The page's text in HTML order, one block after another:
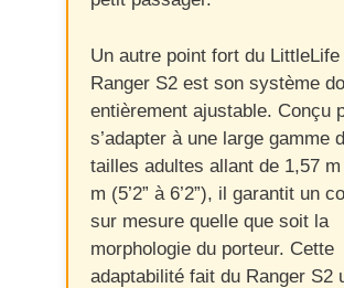
Un autre point fort du LittleLife
Ranger S2 est son système
entièrement ajustable. Conçu
s’adapter à une large gamme
tailles adultes allant de 1,57
m (5’2” à 6’2”), il garantit un
sur mesure quelle que soit la
morphologie du porteur. Cette
adaptabilité fait du Ranger S2